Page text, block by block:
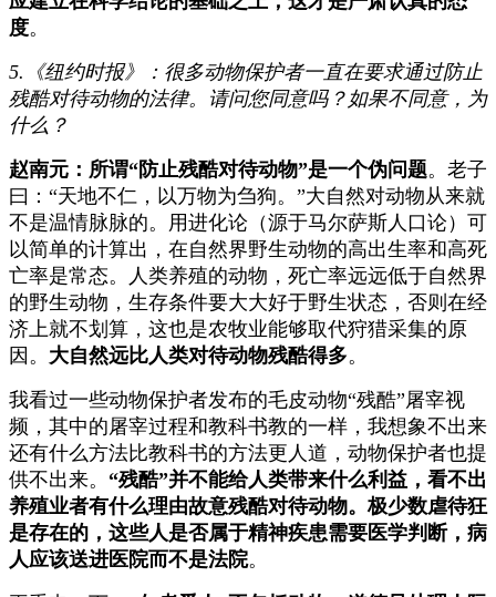
度。
5.《纽约时报》：很多动物保护者一直在要求通过防止
残酷对待动物的法律。请问您同意吗？如果不同意，为
什么？
赵南元：所谓“防止残酷对待动物”是一个伪问题。老子
曰：“天地不仁，以万物为刍狗。”大自然对动物从来就
不是温情脉脉的。用进化论（源于马尔萨斯人口论）可
以简单的计算出，在自然界野生动物的高出生率和高死
亡率是常态。人类养殖的动物，死亡率远远低于自然界
的野生动物，生存条件要大大好于野生状态，否则在经
济上就不划算，这也是农牧业能够取代狩猎采集的原
因。 大自然远比人类对待动物残酷得多。
我看过一些动物保护者发布的毛皮动物“残酷”屠宰视
频，其中的屠宰过程和教科书教的一样，我想象不出来
还有什么方法比教科书的方法更人道，动物保护者也提
供不出来。 “残酷”并不能给人类带来什么利益，看不出
养殖业者有什么理由故意残酷对待动物。极少数虐待狂
是存在的，这些人是否属于精神疾患需要医学判断，病
人应该送进医院而不是法院。